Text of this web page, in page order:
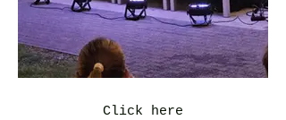
Click here